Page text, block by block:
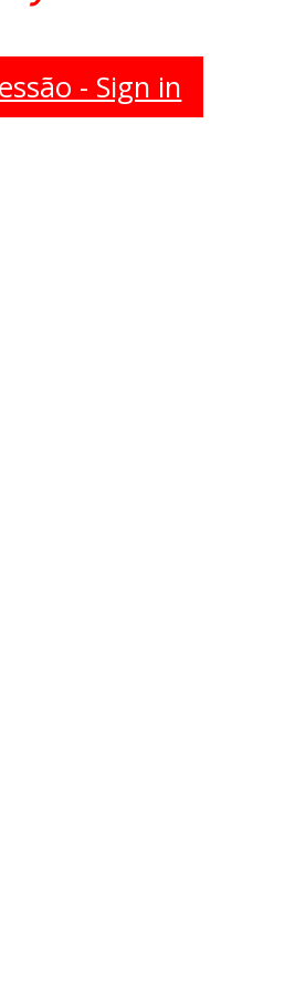
- Sign in
Segurança
ataques. 2038
hora em que
É isso que mostra
por um site que
a Esri Story
partilhada
o site apresenta,
cronológica,
este ano.
a atenção no site é
situa nos
os ataques
quem efetuou o
morreram e um
de outros
página web.